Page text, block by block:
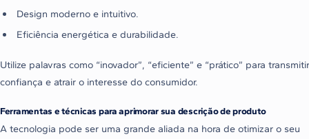
Design moderno e intuitivo.
Eficiência energética e durabilidade.
Utilize palavras como “inovador”, “eficiente” e “prático” para transmitir
confiança e atrair o interesse do consumidor.
Ferramentas e técnicas para aprimorar sua descrição de produto
A tecnologia pode ser uma grande aliada na hora de otimizar o seu